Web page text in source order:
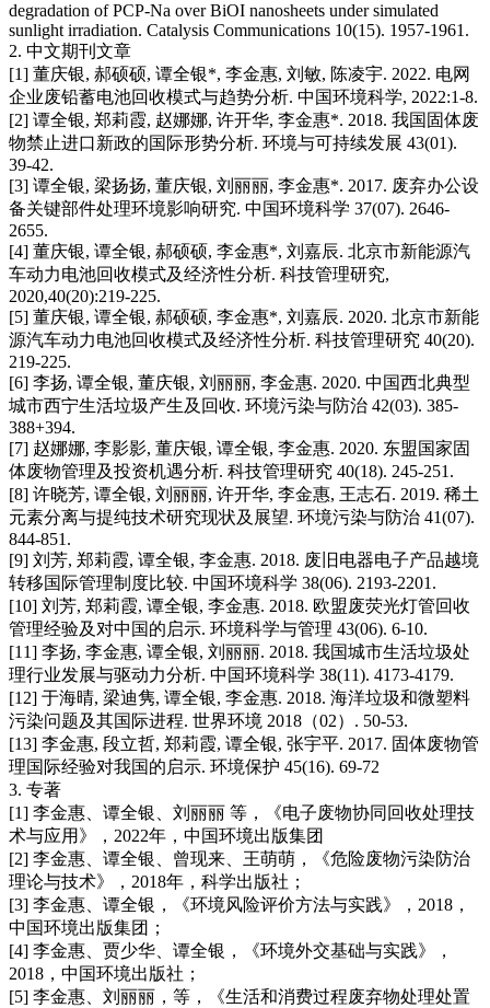
degradation of PCP-Na over BiOI nanosheets under simulated
sunlight irradiation. Catalysis Communications 10(15). 1957-1961.
2. 中文期刊文章
[1] 董庆银, 郝硕硕, 谭全银*, 李金惠, 刘敏, 陈凌宇. 2022. 电网
企业废铅蓄电池回收模式与趋势分析. 中国环境科学, 2022:1-8.
[2] 谭全银, 郑莉霞, 赵娜娜, 许开华, 李金惠*. 2018. 我国固体废
物禁止进口新政的国际形势分析. 环境与可持续发展 43(01).
39-42.
[3] 谭全银, 梁扬扬, 董庆银, 刘丽丽, 李金惠*. 2017. 废弃办公设
备关键部件处理环境影响研究. 中国环境科学 37(07). 2646-
2655.
[4] 董庆银, 谭全银, 郝硕硕, 李金惠*, 刘嘉辰. 北京市新能源汽
车动力电池回收模式及经济性分析. 科技管理研究,
2020,40(20):219-225.
[5] 董庆银, 谭全银, 郝硕硕, 李金惠*, 刘嘉辰. 2020. 北京市新能
源汽车动力电池回收模式及经济性分析. 科技管理研究 40(20).
219-225.
[6] 李扬, 谭全银, 董庆银, 刘丽丽, 李金惠. 2020. 中国西北典型
城市西宁生活垃圾产生及回收. 环境污染与防治 42(03). 385-
388+394.
[7] 赵娜娜, 李影影, 董庆银, 谭全银, 李金惠. 2020. 东盟国家固
体废物管理及投资机遇分析. 科技管理研究 40(18). 245-251.
[8] 许晓芳, 谭全银, 刘丽丽, 许开华, 李金惠, 王志石. 2019. 稀土
元素分离与提纯技术研究现状及展望. 环境污染与防治 41(07).
844-851.
[9] 刘芳, 郑莉霞, 谭全银, 李金惠. 2018. 废旧电器电子产品越境
转移国际管理制度比较. 中国环境科学 38(06). 2193-2201.
[10] 刘芳, 郑莉霞, 谭全银, 李金惠. 2018. 欧盟废荧光灯管回收
管理经验及对中国的启示. 环境科学与管理 43(06). 6-10.
[11] 李扬, 李金惠, 谭全银, 刘丽丽. 2018. 我国城市生活垃圾处
理行业发展与驱动力分析. 中国环境科学 38(11). 4173-4179.
[12] 于海晴, 梁迪隽, 谭全银, 李金惠. 2018. 海洋垃圾和微塑料
污染问题及其国际进程. 世界环境 2018（02）. 50-53.
[13] 李金惠, 段立哲, 郑莉霞, 谭全银, 张宇平. 2017. 固体废物管
理国际经验对我国的启示. 环境保护 45(16). 69-72
3. 专著
[1] 李金惠、谭全银、刘丽丽 等，《电子废物协同回收处理技
术与应用》，2022年，中国环境出版集团
[2] 李金惠、谭全银、曾现来、王萌萌，《危险废物污染防治
理论与技术》，2018年，科学出版社；
[3] 李金惠、谭全银，《环境风险评价方法与实践》，2018，
中国环境出版集团；
[4] 李金惠、贾少华、谭全银，《环境外交基础与实践》，
2018，中国环境出版社；
[5] 李金惠、刘丽丽，等，《生活和消费过程废弃物处理处置